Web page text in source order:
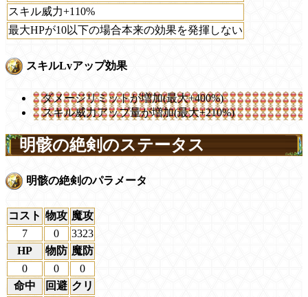
スキル威力+110%
最大HPが10以下の場合本来の効果を発揮しない
スキルLvアップ効果
ダメージリミットが増加(最大+400%)
スキル威力アップ量が増加(最大+210%)
明骸の絶剣のステータス
明骸の絶剣のパラメータ
コスト 物攻 魔攻
7
0
3323
HP
物防 魔防
0
0
0
命中
回避 クリ